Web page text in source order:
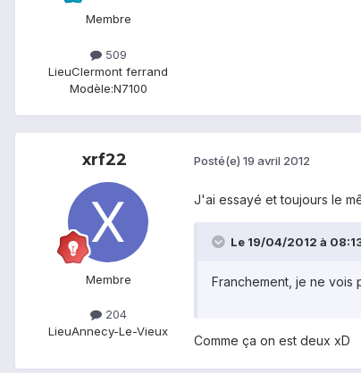
Membre
509
LieuClermont ferrand
Modèle:N7100
xrf22
Membre
204
LieuAnnecy-Le-Vieux
Posté(e) 19 avril 2012
J'ai essayé et toujours le
Le 19/04/2012 à
Franchement, je ne vois
Comme ça on est deux xD